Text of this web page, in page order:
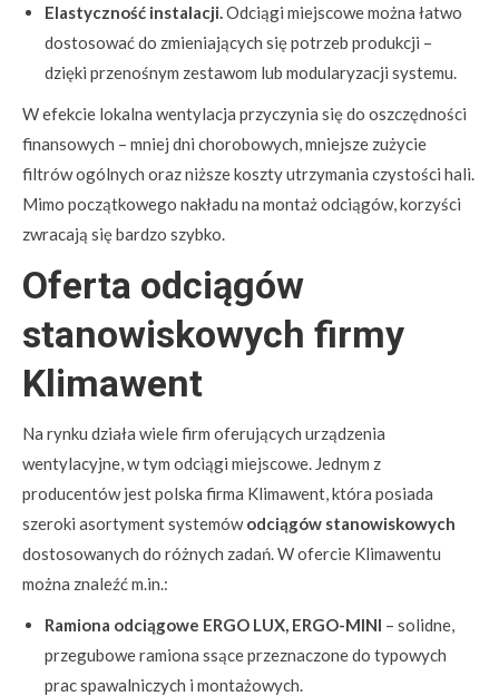
Elastyczność instalacji. Odciągi miejscowe można łatwo
dostosować do zmieniających się potrzeb produkcji –
dzięki przenośnym zestawom lub modularyzacji systemu.
W efekcie lokalna wentylacja przyczynia się do oszczędności
finansowych – mniej dni chorobowych, mniejsze zużycie
filtrów ogólnych oraz niższe koszty utrzymania czystości hali.
Mimo początkowego nakładu na montaż odciągów, korzyści
zwracają się bardzo szybko.
Oferta odciągów
stanowiskowych firmy
Klimawent
Na rynku działa wiele firm oferujących urządzenia
wentylacyjne, w tym odciągi miejscowe. Jednym z
producentów jest polska firma Klimawent, która posiada
szeroki asortyment systemówodciągów stanowiskowych
dostosowanych do różnych zadań. W ofercie Klimawentu
można znaleźć m.in.:
Ramiona odciągowe ERGO LUX, ERGO-MINI – solidne,
przegubowe ramiona ssące przeznaczone do typowych
prac spawalniczych i montażowych.